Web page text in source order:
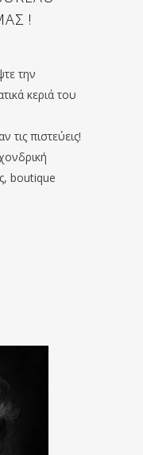
!
την
κεριά του
τις πιστεύεις!
boutique